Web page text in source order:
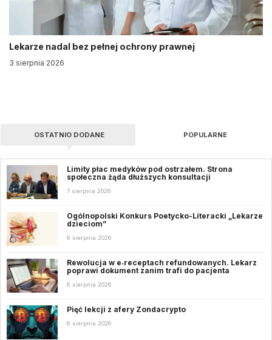
Lekarze nadal bez pełnej ochrony prawnej
3 sierpnia 2026
OSTATNIO DODANE POPULARNE
Limity płac medyków pod ostrzałem. Strona
społeczna żąda dłuższych konsultacji
7 sierpnia 2026
Ogólnopolski Konkurs Poetycko-Literacki „Lekarze
dzieciom”
6 sierpnia 2026
Rewolucja w e‑receptach refundowanych. Lekarz
poprawi dokument zanim trafi do pacjenta
6 sierpnia 2026
Pięć lekcji z afery Zondacrypto
6 sierpnia 2026